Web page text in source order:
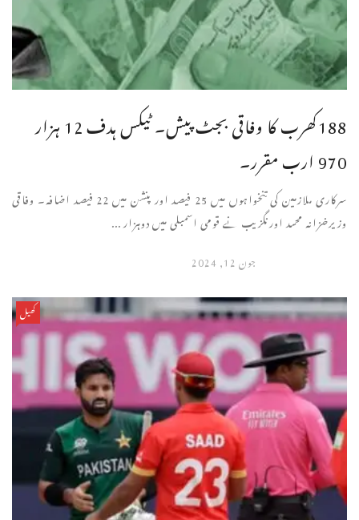
188کھرب کا وفاقی بجٹ پیش۔ ٹیکس ہدف 12 ہزار
970 ارب مقرر۔
سرکاری ملازمین کی تنخواہوں میں 25 فیصد اور پنشن میں 22 فیصد اضافہ۔ وفاقی
وزیرخزانہ محمد اورنگزیب نے قومی اسمبلی میں دوہزار ...
جون 12, 2024
کھیل